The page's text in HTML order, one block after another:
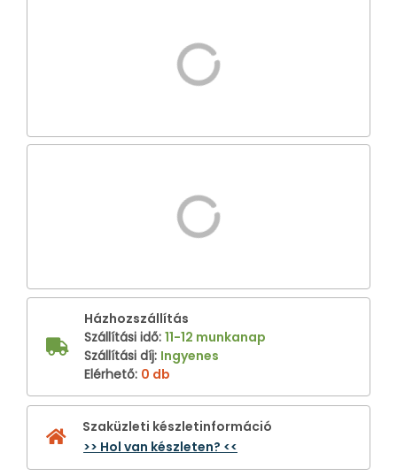
Házhozszállítás
Szállítási idő: 11-12 munkanap
Szállítási díj: Ingyenes
Elérhető: 0 db
Szaküzleti készletinformáció
>> Hol van készleten? <<